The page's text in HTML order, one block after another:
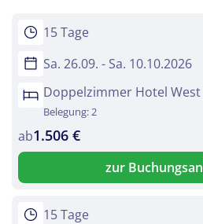
15 Tage
Sa. 26.09. - Sa. 10.10.2026
Doppelzimmer Hotel
Belegung: 2
ab1.506 €
zur
15 Tage